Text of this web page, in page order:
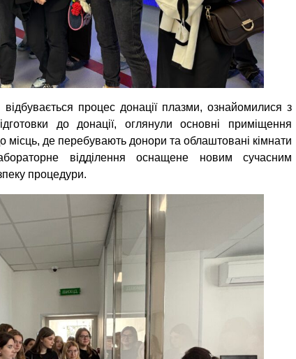
відбувається процес донації плазми, ознайомилися з
до донації, оглянули основні приміщення
місць, де перебувають донори та облаштовані кімнати
відділення оснащене новим сучасним
процедури.